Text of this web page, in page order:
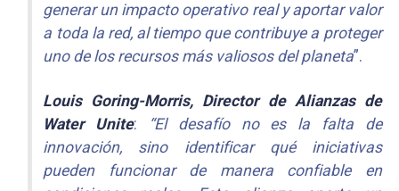
generar un impacto operativo real y aportar valor
a toda la red, al tiempo que contribuye a proteger
uno de los recursos más valiosos del planeta”.
Louis Goring-Morris, Director de Alianzas de
Water Unite:
“El desafío no es la falta de
innovación, sino identificar qué iniciativas
pueden funcionar de manera confiable en